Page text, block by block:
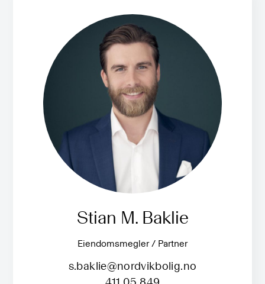
Stian M. Baklie
Eiendomsmegler / Partner
s.baklie@nordvikbolig.no